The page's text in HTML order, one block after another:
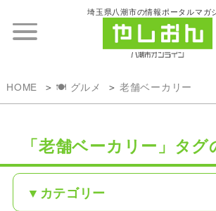
埼玉県八潮市の情報ポータルマガ
HOME 🍽️ グルメ 老舗ベーカリー
「老舗ベーカリー」タ
カテゴリー